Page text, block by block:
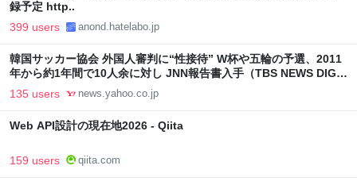
録予定 http..
399 users anond.hatelabo.jp
韓国サッカー協会 外国人審判に“性接待” W杯や五輪の予選、2011
年から約1年間で10人余に対し JNN報告書入手（TBS NEWS DIG
Powered by JNN） - Yahoo!ニュース
135 users news.yahoo.co.jp
Web API設計の現在地2026 - Qiita
159 users qiita.com